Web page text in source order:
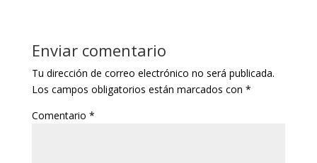
Enviar comentario
Tu dirección de correo electrónico no será publicada.
Los campos obligatorios están marcados con *
Comentario *